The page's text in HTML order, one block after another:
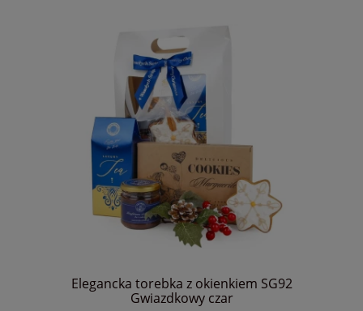
Elegancka torebka z okienkiem SG92
Gwiazdkowy czar